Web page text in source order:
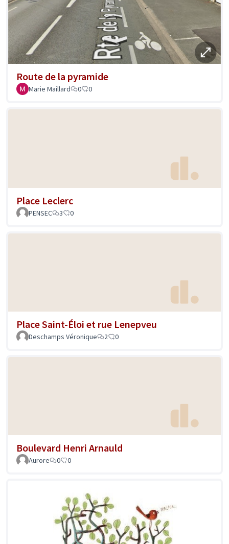
Route de la pyramide
Marie Maillard 0 0
Place Leclerc
PENSEC 3 0
Place Saint-Éloi et rue Lenepveu
Deschamps Véronique 2 0
Boulevard Henri Arnauld
Aurore 0 0